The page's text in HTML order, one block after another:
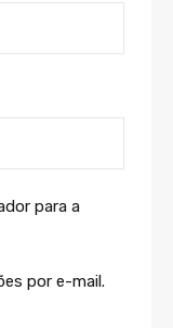
para a
por e-mail.